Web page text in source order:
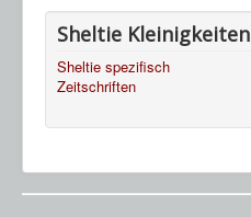
Sheltie Kleinigkeiten
Sheltie spezifisch
Zeitschriften